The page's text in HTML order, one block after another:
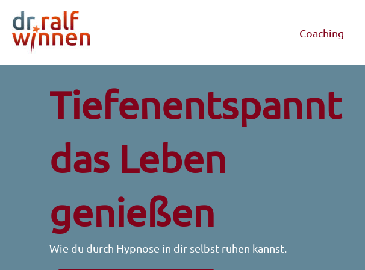
Inhalt
springen
Coaching
Tiefenentspannt
das Leben
genießen
Wie du durch Hypnose in dir selbst ruhen kannst.